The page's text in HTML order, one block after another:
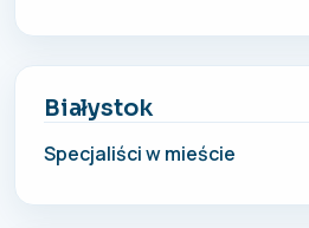
Białystok
Specjaliści w mieście